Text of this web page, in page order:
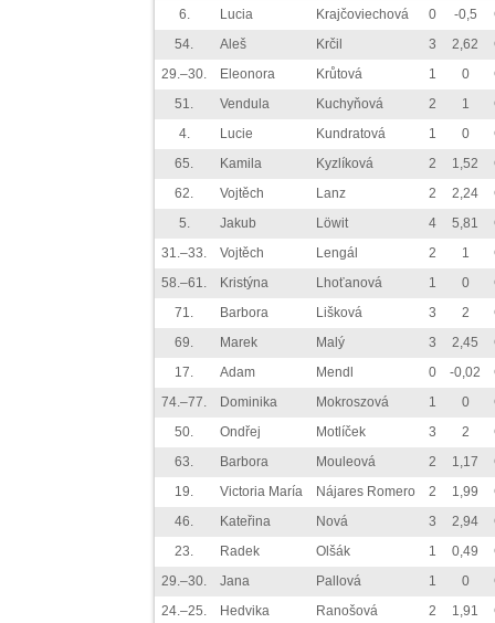
6.
Lucia Krajčoviechová 0 -0,5
54.
Aleš Krčil 3 2,62
29.–30.
Eleonora Krůtová 1 0
51.
Vendula Kuchyňová 2 1
4.
Lucie Kundratová 1 0
65.
Kamila Kyzlíková 2 1,52
62.
Vojtěch Lanz 2 2,24
5.
Jakub Löwit 4 5,81
31.–33.
Vojtěch Lengál 2 1
58.–61.
Kristýna Lhoťanová 1 0
71.
Barbora Lišková 3 2
69.
Marek Malý 3 2,45
17.
Adam Mendl 0 -0,02
74.–77.
Dominika Mokroszová 1 0
50.
Ondřej Motlíček 3 2
63.
Barbora Mouleová 2 1,17
19.
Victoria María Nájares Romero 2 1,99
46.
Kateřina Nová 3 2,94
23.
Radek Olšák 1 0,49
29.–30.
Jana Pallová 1 0
24.–25.
Hedvika Ranošová 2 1,91